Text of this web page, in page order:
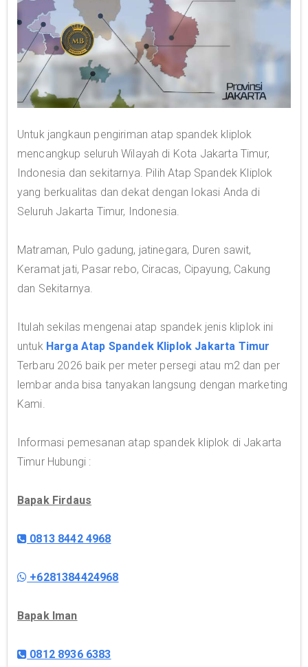
Untuk jangkaun pengiriman atap spandek kliplok
mencangkup seluruh Wilayah di Kota Jakarta Timur,
Indonesia dan sekitarnya. Pilih Atap Spandek Kliplok
yang berkualitas dan dekat dengan lokasi Anda di
Seluruh Jakarta Timur, Indonesia.
Matraman, Pulo gadung, jatinegara, Duren sawit,
Keramat jati, Pasar rebo, Ciracas, Cipayung, Cakung
dan Sekitarnya.
Itulah sekilas mengenai atap spandek jenis kliplok ini
untuk Harga Atap Spandek Kliplok Jakarta Timur
Terbaru 2026 baik per meter persegi atau m2 dan per
lembar anda bisa tanyakan langsung dengan marketing
Kami.
Informasi pemesanan atap spandek kliplok di Jakarta
Timur Hubungi :
Bapak Firdaus
0813 8442 4968
+6281384424968
Bapak Iman
0812 8936 6383